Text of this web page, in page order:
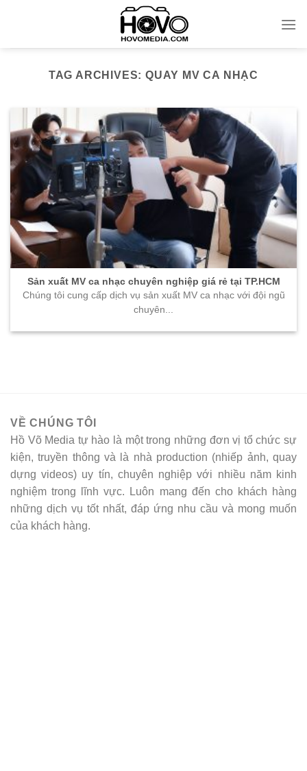
TAG ARCHIVES:QUAY MV CA NHẠC
Sản xuất MV ca nhạc chuyên nghiệp giá rẻ tại TP.HCM
Chúng tôi cung cấp dịch vụ sản xuất MV ca nhạc với đội ngũ
chuyên...
VỀ CHÚNG TÔI
Hồ Võ Media tự hào là một trong những đơn vị tổ chức sự
kiện, truyền thông và là nhà production (nhiếp ảnh, quay
dựng videos) uy tín, chuyên nghiệp với nhiều năm kinh
nghiệm trong lĩnh vực. Luôn mang đến cho khách hàng
những dịch vụ tốt nhất, đáp ứng nhu cầu và mong muốn
của khách hàng.